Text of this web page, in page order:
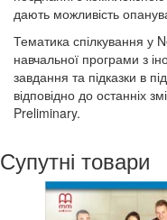
дають можливість
Тематика спілкування у
навчальної програми з
завдання та підказки в
відповідно до останніх
Preliminary.
Супутні товари